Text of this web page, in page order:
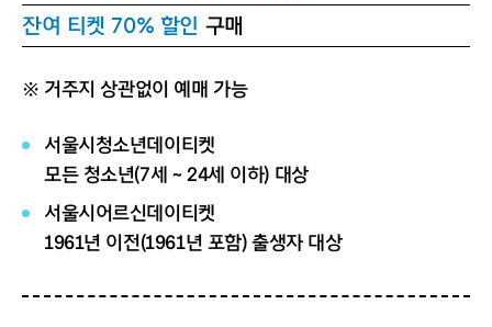
잔여 티켓 70% 할인 구매
※ 거주지 상관없이 예매 가능
서울시청소년데이티켓
모든 청소년(7세 ~ 24세 이하) 대상
서울시어르신데이티켓
1961년 이전(1961년 포함) 출생자 대상